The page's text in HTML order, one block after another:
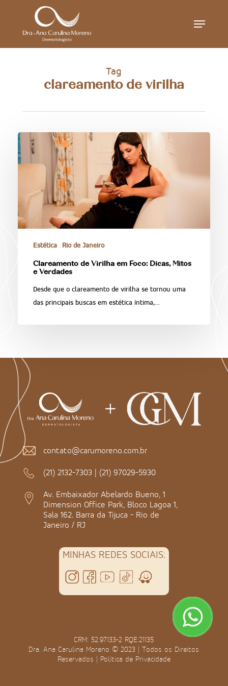
Menu
Tag
clareamento de virilha
Estética Rio de Janeiro
Clareamento de Virilha em Foco: Dicas, Mitos
e Verdades
Desde que o clareamento de virilha se tornou uma
das principais buscas em estética íntima,…
contato@carumoreno.com.br
(21) 2132-7303 | (21) 97029-5930
Av. Embaixador Abelardo Bueno, 1
Dimension Office Park, Bloco Lagoa 1,
Sala 162. Barra da Tijuca - Rio de
Janeiro / RJ
MINHAS REDES SOCIAIS:
CRM: 52.97133-2 RQE:21135
Dra. Ana Carulina Moreno © 2023 | Todos os Direitos
Reservados | Política de Privacidade